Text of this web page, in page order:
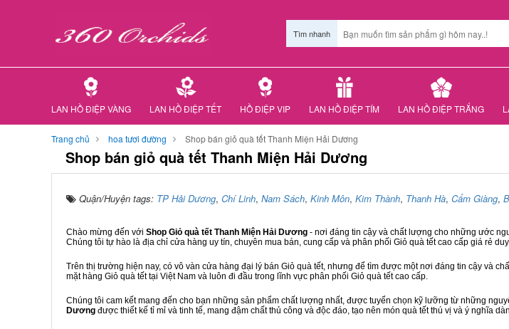
Tìm nhanh
LAN HỒ ĐIỆP VÀNG LAN HỒ ĐIỆP TẾT HỒ ĐIỆP VIP LAN HỒ ĐIỆP TÍM LAN HỒ ĐIỆP TRẮNG
Trang chủ hoa tươi đường Shop bán giỏ quà tết Thanh Miện Hải Dương
Shop bán giỏ quà tết Thanh Miện Hải Dương
Quận/Huyện tags: TP Hải Dương, Chí Linh, Nam Sách, Kinh Môn, Kim Thành, Thanh Hà, Cẩm Giàng,
Chào mừng đến với Shop Giỏ quà tết Thanh Miện Hải Dương - nơi đáng tin cậy và chất lượng cho những ước
Chúng tôi tự hào là địa chỉ cửa hàng uy tín, chuyên mua bán, cung cấp và phân phối Giỏ quà tết cao cấp giá rẻ
Trên thị trường hiện nay, có vô vàn cửa hàng đại lý bán Giỏ quà tết, nhưng để tìm được một nơi đáng tin cậy và
mặt hàng Giỏ quà tết tại Việt Nam và luôn đi đầu trong lĩnh vực phân phối Giỏ quà tết cao cấp.
Chúng tôi cam kết mang đến cho bạn những sản phẩm chất lượng nhất, được tuyển chọn kỹ lưỡng từ những
Dương được thiết kế tỉ mỉ và tinh tế, mang đậm chất thủ công và độc đáo, tạo nên món quà tết thú vị và ý nghĩa